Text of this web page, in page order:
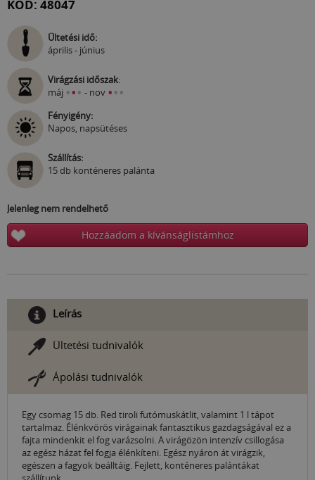
KÓD: 48047
Ültetési idő:
április - június
Virágzási időszak:
máj ••• - nov •••
Fényigény:
Napos, napsütéses
Szállítás:
15 db konténeres palánta
Jelenleg nem rendelhető
Hozzáadom a kívánságlistámhoz
Leírás
Ültetési tudnivalók
Ápolási tudnivalók
Egy csomag 15 db. Red tiroli futómuskátlit, valamint 1 l tápot
tartalmaz. Élénkvörös virágainak fantasztikus gazdagságával ez a
fajta mindenkit el fog varázsolni. A virágözön intenzív csillogása
az egész házat fel fogja élénkíteni. Egész nyáron át virágzik,
egészen a fagyok beálltáig. Fejlett, konténeres palántákat